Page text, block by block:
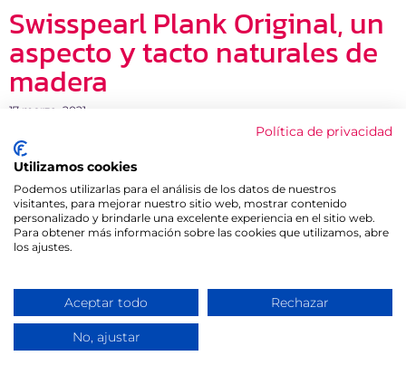
Swisspearl Plank Original, un
aspecto y tacto naturales de
madera
17 marzo, 2021
Swisspearl Plank Original es una solución ideal para
reemplazar la madera de su fachada y no tener ningún
mantenimiento.
Leer noticia »
¿Necesitas ayuda?
Política de privacidad
Utilizamos cookies
Podemos utilizarlas para el análisis de los datos de nuestros
visitantes, para mejorar nuestro sitio web, mostrar contenido
personalizado y brindarle una excelente experiencia en el sitio web.
Para obtener más información sobre las cookies que utilizamos, abre
los ajustes.
Aceptar todo Rechazar
No, ajustar